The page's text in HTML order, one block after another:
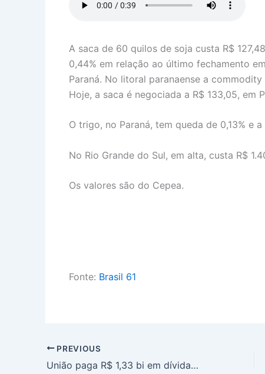
A saca de 60 quilos de soja custa R$
0,44% em relação ao último fechamento
Paraná. No litoral paranaense a
Hoje, a saca é negociada a R$ 133,05, em
O trigo, no Paraná, tem queda de 0,13% e a
No Rio Grande do Sul, em alta, custa R$
Os valores são do Cepea.
Fonte: Brasil 61
PREVIOUS
União paga R$ 1,33 bi em dívidas de estados e municípios